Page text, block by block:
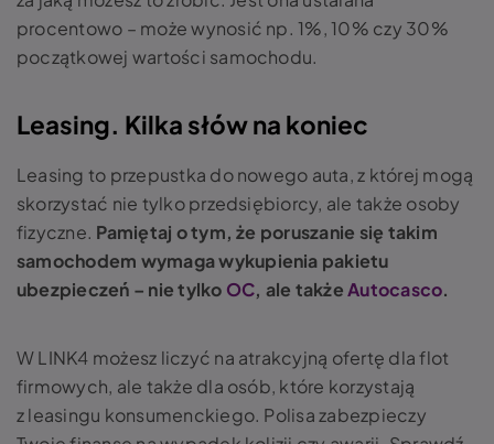
procentowo – może wynosić np. 1%, 10% czy 30%
początkowej wartości samochodu.
Leasing. Kilka słów na koniec
Leasing to przepustka do nowego auta, z której mogą
skorzystać nie tylko przedsiębiorcy, ale także osoby
fizyczne. Pamiętaj o tym, że poruszanie się takim
samochodem wymaga wykupienia pakietu
ubezpieczeń – nie tylko OC, ale takżeAutocasco.
W LINK4 możesz liczyć na atrakcyjną ofertę dla flot
firmowych, ale także dla osób, które korzystają
z leasingu konsumenckiego. Polisa zabezpieczy